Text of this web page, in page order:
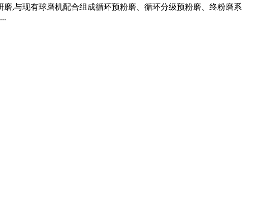
,与现有球磨机配合组成循环预粉磨、循环分级预粉磨、终粉磨系